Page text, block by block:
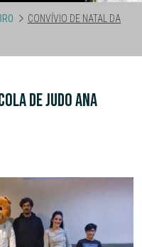
CONVÍVIO DE NATAL DA
DE JUDO ANA